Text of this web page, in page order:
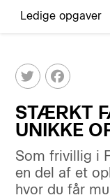
STÆRKT
UNIKKE
Som frivillig i
en del af et
hvor du får